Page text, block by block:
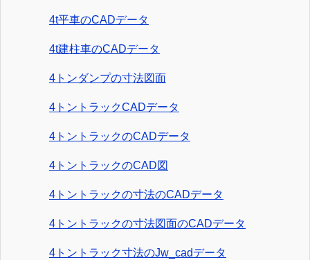
4t平車のCADデータ
4t建柱車のCADデータ
4トンダンプの寸法図面
4トントラックCADデータ
4トントラックのCADデータ
4トントラックのCAD図
4トントラックの寸法のCADデータ
4トントラックの寸法図面のCADデータ
4トントラック寸法のJw_cadデータ